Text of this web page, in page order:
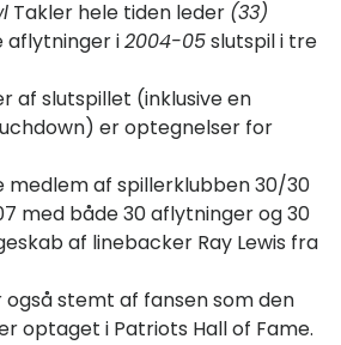
Takler hele tiden leder (33)
aflytninger i2004-05slutspil i tre
af slutspillet (inklusive en
er optegnelser for
medlem af spillerklubben 30/30
med både 30 aflytninger og 30
af linebacker Ray Lewis fra
også stemt af fansen som den
optaget i Patriots Hall of Fame.